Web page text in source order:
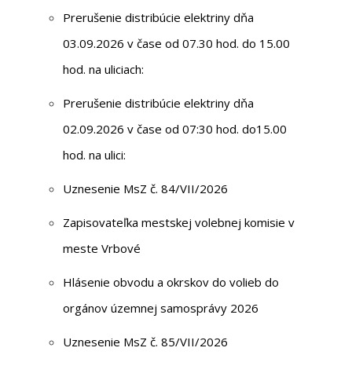
Prerušenie distribúcie elektriny dňa
03.09.2026 v čase od 07.30 hod. do 15.00
hod. na uliciach:
Prerušenie distribúcie elektriny dňa
02.09.2026 v čase od 07:30 hod. do15.00
hod. na ulici:
Uznesenie MsZ č. 84/VII/2026
Zapisovateľka mestskej volebnej komisie v
meste Vrbové
Hlásenie obvodu a okrskov do volieb do
orgánov územnej samosprávy 2026
Uznesenie MsZ č. 85/VII/2026